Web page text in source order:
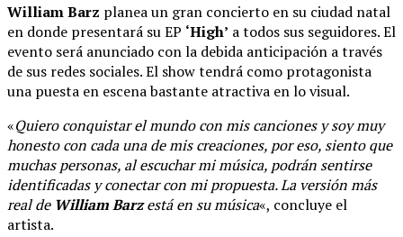
William Barz planea un gran concierto en su ciudad natal
en donde presentará su EP ‘High’ a todos sus seguidores. El
evento será anunciado con la debida anticipación a través
de sus redes sociales. El show tendrá como protagonista
una puesta en escena bastante atractiva en lo visual.
«Quiero conquistar el mundo con mis canciones y soy muy
honesto con cada una de mis creaciones, por eso, siento que
muchas personas, al escuchar mi música, podrán sentirse
identificadas y conectar con mi propuesta. La versión más
real de William Barzestá en su música«, concluye el
artista.